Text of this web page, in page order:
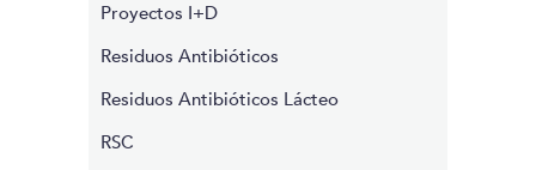
Proyectos I+D
Residuos Antibióticos
Residuos Antibióticos Lácteo
RSC